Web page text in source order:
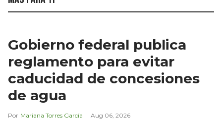
Gobierno federal publica
reglamento para evitar
caducidad de concesiones
de agua
Mariana Torres García Aug 06, 2026